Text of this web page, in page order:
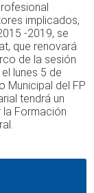
implicados,
-2019, se
que renovará
de la sesión
lunes 5 de
Municipal del FP
tendrá un
Formación